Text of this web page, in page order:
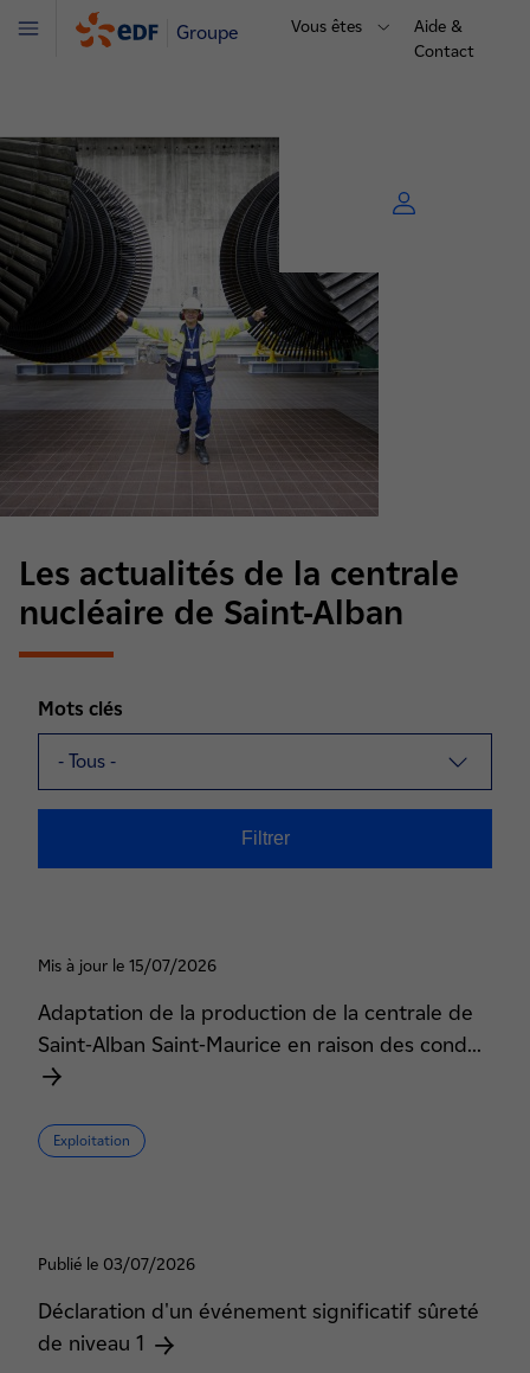
Groupe Vous êtes
Aide &
Contact
Menu
Les actualités de la centrale
nucléaire de Saint-Alban
Mots clés
Mis à jour le 15/07/2026
Adaptation de la production de la centrale de
Saint-Alban Saint-Maurice en raison des cond...
Exploitation
Publié le 03/07/2026
Déclaration d'un événement significatif sûreté
de niveau 1